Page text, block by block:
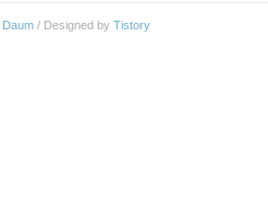
Daum/ Designed by Tistory